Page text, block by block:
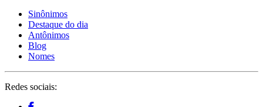
Sinônimos
Destaque do dia
Antônimos
Blog
Nomes
Redes sociais: